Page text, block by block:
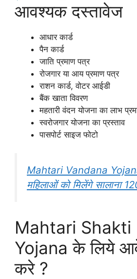
आवश्यक दस्तावेज
आधार कार्ड
पैन कार्ड
जाति प्रमाण पत्र
रोजगार या आय प्रमाण पत्र
राशन कार्ड, वोटर आईडी
बैंक खाता विवरण
महतारी वंदन योजना का लाभ
स्वरोजगार योजना का प्रस्ताव
पासपोर्ट साइज फोटो
Mahtari Vandana
महिलाओं को मिलेंगे सालाना
Mahtari Shakti
Yojana के लिये
करे ?